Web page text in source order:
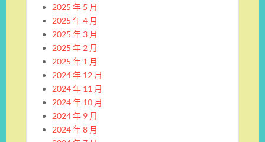
2025 年 5 月
2025 年 4 月
2025 年 3 月
2025 年 2 月
2025 年 1 月
2024 年 12 月
2024 年 11 月
2024 年 10 月
2024 年 9 月
2024 年 8 月